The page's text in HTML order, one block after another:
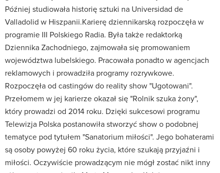
Później studiowała historię sztuki na Universidad de
Valladolid w Hiszpanii.Karierę dziennikarską rozpoczęła w
programie III Polskiego Radia. Była także redaktorką
Dziennika Zachodniego, zajmowała się promowaniem
województwa lubelskiego. Pracowała ponadto w agencjach
reklamowych i prowadziła programy rozrywkowe.
Rozpoczęła od castingów do reality show "Ugotowani".
Przełomem w jej karierze okazał się "Rolnik szuka żony",
który prowadzi od 2014 roku. Dzięki sukcesowi programu
Telewizja Polska postanowiła stworzyć show o podobnej
tematyce pod tytułem "Sanatorium miłości". Jego bohaterami
są osoby powyżej 60 roku życia, które szukają przyjaźni i
miłości. Oczywiście prowadzącym nie mógł zostać nikt inny